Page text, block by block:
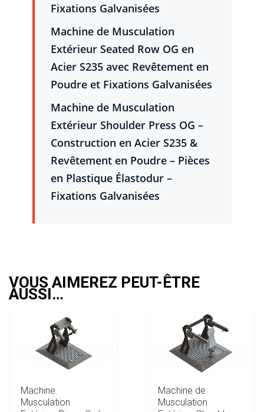
Fixations Galvanisées
Machine de Musculation
Extérieur Seated Row OG en
Acier S235 avec Revêtement en
Poudre et Fixations Galvanisées
Machine de Musculation
Extérieur Shoulder Press OG –
Construction en Acier S235 &
Revêtement en Poudre – Pièces
en Plastique Élastodur –
Fixations Galvanisées
VOUS AIMEREZ PEUT-ÊTRE
AUSSI…
Machine
Musculation
Machine de
Musculation